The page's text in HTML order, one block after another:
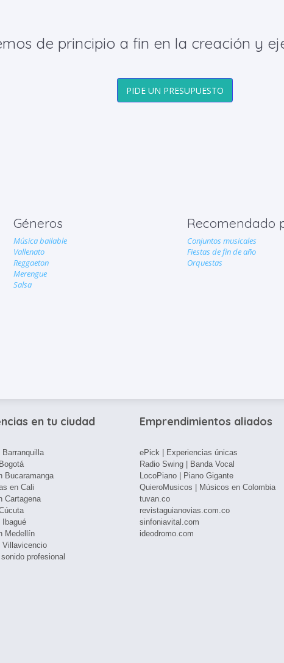
de principio a fin en la creación y
PIDE UN PRESUPUESTO
Géneros
Música bailable
Vallenato
Reggaeton
Merengue
Salsa
Recomendado
Conjuntos musicales
Fiestas de fin de año
Orquestas
en tu ciudad
Bucaramanga
en Cali
Cartagena
Medellín
Villavicencio
profesional
Emprendimientos aliados
ePick | Experiencias únicas
Radio Swing | Banda Vocal
LocoPiano | Piano Gigante
QuieroMusicos | Músicos en Colombia
tuvan.co
revistaguianovias.com.co
sinfoniavital.com
ideodromo.com